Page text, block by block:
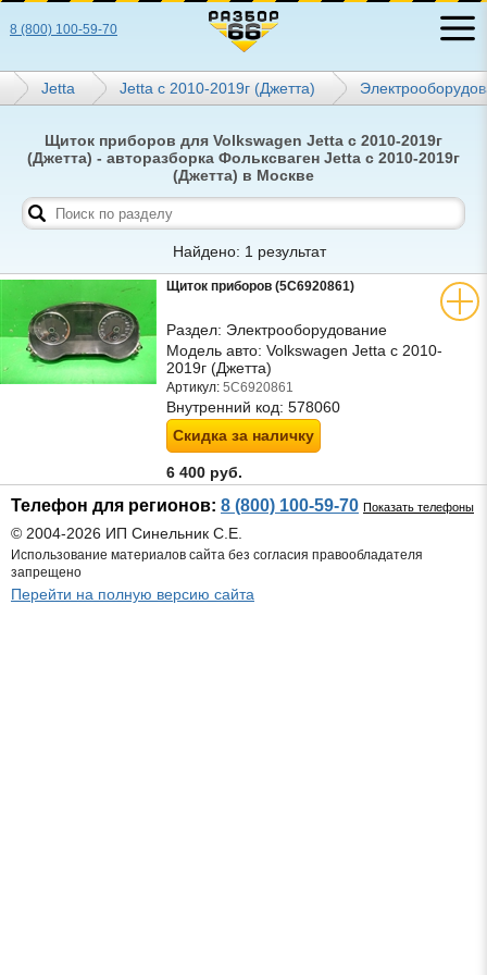
8 (800) 100-59-70
Jetta Jetta с 2010-2019г (Джетта)
Щиток приборов для Volkswagen Jetta с 2010-2019г
(Джетта) - авторазборка Фольксваген Jetta с 2010-2019г
(Джетта) в Москве
Найдено: 1 результат
Щиток приборов (5C6920861)
Раздел: Электрооборудование
Модель авто: Volkswagen Jetta с 2010-
2019г (Джетта)
Артикул: 5C6920861
Внутренний код: 578060
Скидка за наличку
6 400 руб.
Телефон для регионов: 8 (800) 100-59-70 Показать телефоны
© 2004-2026 ИП Синельник С.Е.
Использование материалов сайта без согласия правообладателя
запрещено
Перейти на полную версию сайта